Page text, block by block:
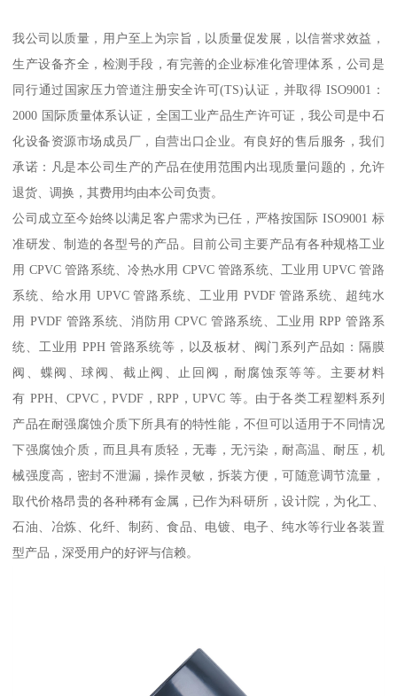
我公司以质量，用户至上为宗旨，以质量促发展，以信誉求效益，
生产设备齐全，检测手段，有完善的企业标准化管理体系，公司是
同行通过国家压力管道注册安全许可(TS)认证，并取得 ISO9001：
2000 国际质量体系认证，全国工业产品生产许可证，我公司是中石
化设备资源市场成员厂，自营出口企业。有良好的售后服务，我们
承诺：凡是本公司生产的产品在使用范围内出现质量问题的，允许
退货、调换，其费用均由本公司负责。
公司成立至今始终以满足客户需求为已任，严格按国际 ISO9001 标
准研发、制造的各型号的产品。目前公司主要产品有各种规格工业
用 CPVC 管路系统、冷热水用 CPVC 管路系统、工业用 UPVC 管路
系统、给水用 UPVC 管路系统、工业用 PVDF 管路系统、超纯水
用 PVDF 管路系统、消防用 CPVC 管路系统、工业用 RPP 管路系
统、工业用 PPH 管路系统等，以及板材、阀门系列产品如：隔膜
阀、蝶阀、球阀、截止阀、止回阀，耐腐蚀泵等等。主要材料
有 PPH、CPVC，PVDF，RPP，UPVC 等。由于各类工程塑料系列
产品在耐强腐蚀介质下所具有的特性能，不但可以适用于不同情况
下强腐蚀介质，而且具有质轻，无毒，无污染，耐高温、耐压，机
械强度高，密封不泄漏，操作灵敏，拆装方便，可随意调节流量，
取代价格昂贵的各种稀有金属，已作为科研所，设计院，为化工、
石油、冶炼、化纤、制药、食品、电镀、电子、纯水等行业各装置
型产品，深受用户的好评与信赖。